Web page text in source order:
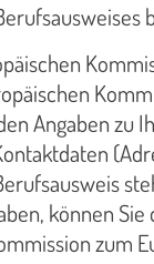
Angaben zu
können
zum